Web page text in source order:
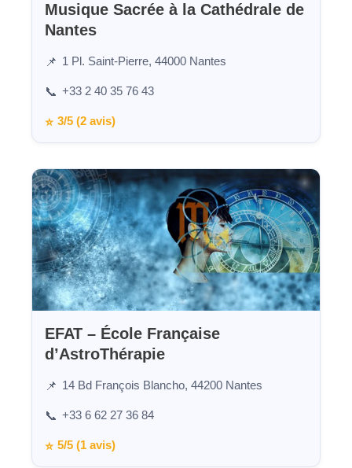
Musique Sacrée à la Cathédrale de
Nantes
📌 1 Pl. Saint-Pierre, 44000 Nantes
📞 +33 2 40 35 76 43
⭐ 3/5 (2 avis)
EFAT – École Française
d’AstroThérapie
📌 14 Bd François Blancho, 44200 Nantes
📞 +33 6 62 27 36 84
⭐ 5/5 (1 avis)